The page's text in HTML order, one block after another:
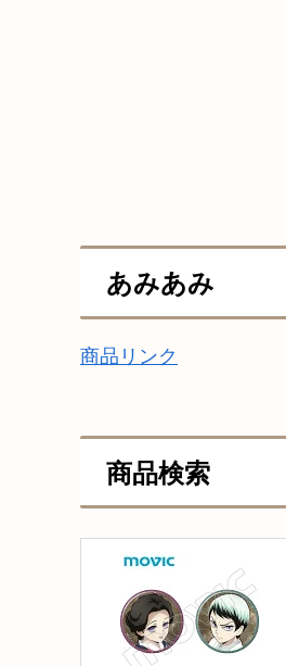
あみあみ
商品リンク
商品検索